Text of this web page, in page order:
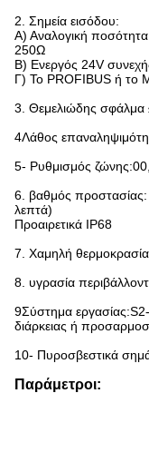
2. Σημεία εισόδου:
Α) Αναλογική
250Ω
Β) Ενεργός 24V
Γ) Το PROFIBUS ή το
3. Θεμελιώδης σφάλμα
4Λάθος
5- Ρυθμισμός
6. βαθμός
λεπτά)
Προαιρετικά IP68
7. Χαμηλή
8. υγρασία
9Σύστημα
διάρκειας ή
10- Πυροσβεστικά
Παράμετροι: